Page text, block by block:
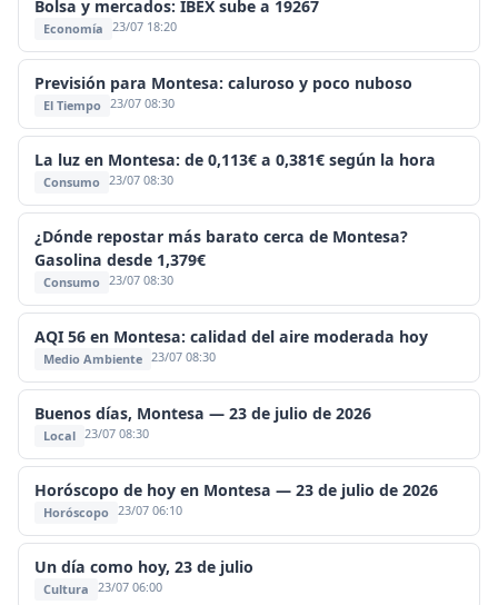
Bolsa y mercados: IBEX sube a 19267
Economía 23/07 18:20
Previsión para Montesa: caluroso y poco nuboso
El Tiempo 23/07 08:30
La luz en Montesa: de 0,113€ a 0,381€ según la hora
Consumo 23/07 08:30
¿Dónde repostar más barato cerca de Montesa?
Gasolina desde 1,379€
Consumo 23/07 08:30
AQI 56 en Montesa: calidad del aire moderada hoy
Medio Ambiente 23/07 08:30
Buenos días, Montesa — 23 de julio de 2026
Local 23/07 08:30
Horóscopo de hoy en Montesa — 23 de julio de 2026
Horóscopo 23/07 06:10
Un día como hoy, 23 de julio
Cultura 23/07 06:00